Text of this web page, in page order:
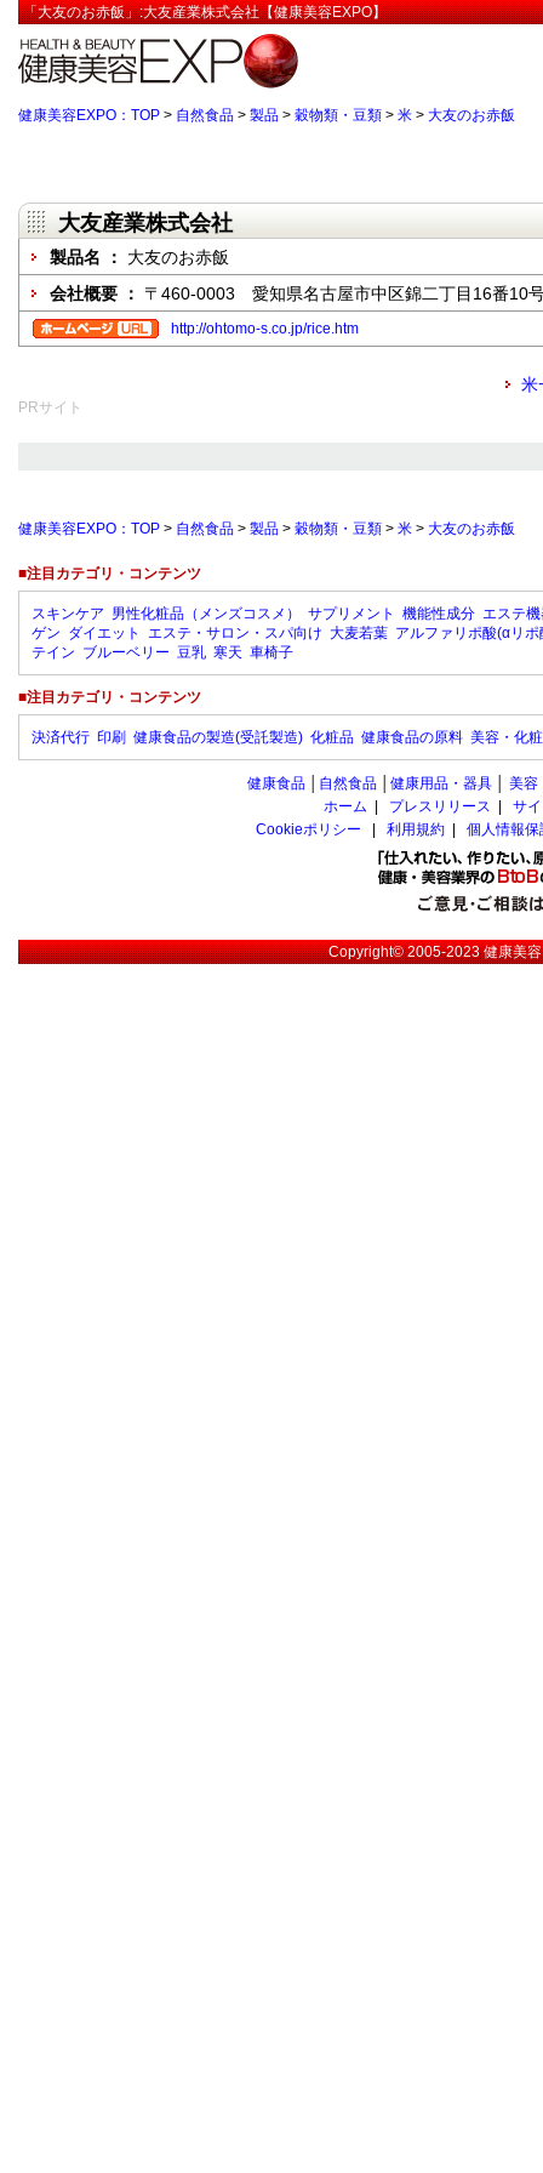
「大友のお赤飯」:大友産業株式会社【健康美容EXPO】
健康美容EXPO：TOP > 自然食品 > 製品 > 穀物類・豆類 > 米 > 大友のお赤飯
大友産業株式会社
製品名 ： 大友のお赤飯
会社概要 ： 〒460-0003 愛知県名古屋市中区錦二丁目16番10
http://ohtomo-s.co.jp/rice.htm
米
PRサイト
健康美容EXPO：TOP > 自然食品 > 製品 > 穀物類・豆類 > 米 > 大友のお赤飯
■注目カテゴリ・コンテンツ
スキンケア 男性化粧品（メンズコスメ） サプリメント 機能性成分 エステ
ゲン ダイエット エステ・サロン・スパ向け 大麦若葉 アルファリポ酸(αリポ
テイン ブルーベリー 豆乳 寒天 車椅子
■注目カテゴリ・コンテンツ
決済代行 印刷 健康食品の製造(受託製造) 化粧品 健康食品の原料 美容・化
健康食品 自然食品 健康用品・器具 美容
ホーム
プレスリリース
サ
Cookieポリシー
利用規約 個人情報
Copyright© 2005-2023健康美